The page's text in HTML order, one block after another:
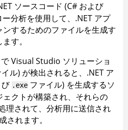
ソースコード (C# および
分析を使用して、.NET アプ
するためのファイルを生成す
す。
で Visual Studio ソリューショ
ル) が検出されると、.NET ア
び .exe ファイル) を生成するソ
ェクトが構築され、それらの
理されて、分析用に送信され
されます。